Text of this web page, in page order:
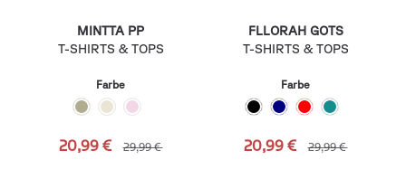
MINTTA PP
T-SHIRTS & TOPS
Farbe
20,99 € 29,99 €
FLLORAH GOTS
T-SHIRTS & TOPS
Farbe
20,99 € 29,99 €